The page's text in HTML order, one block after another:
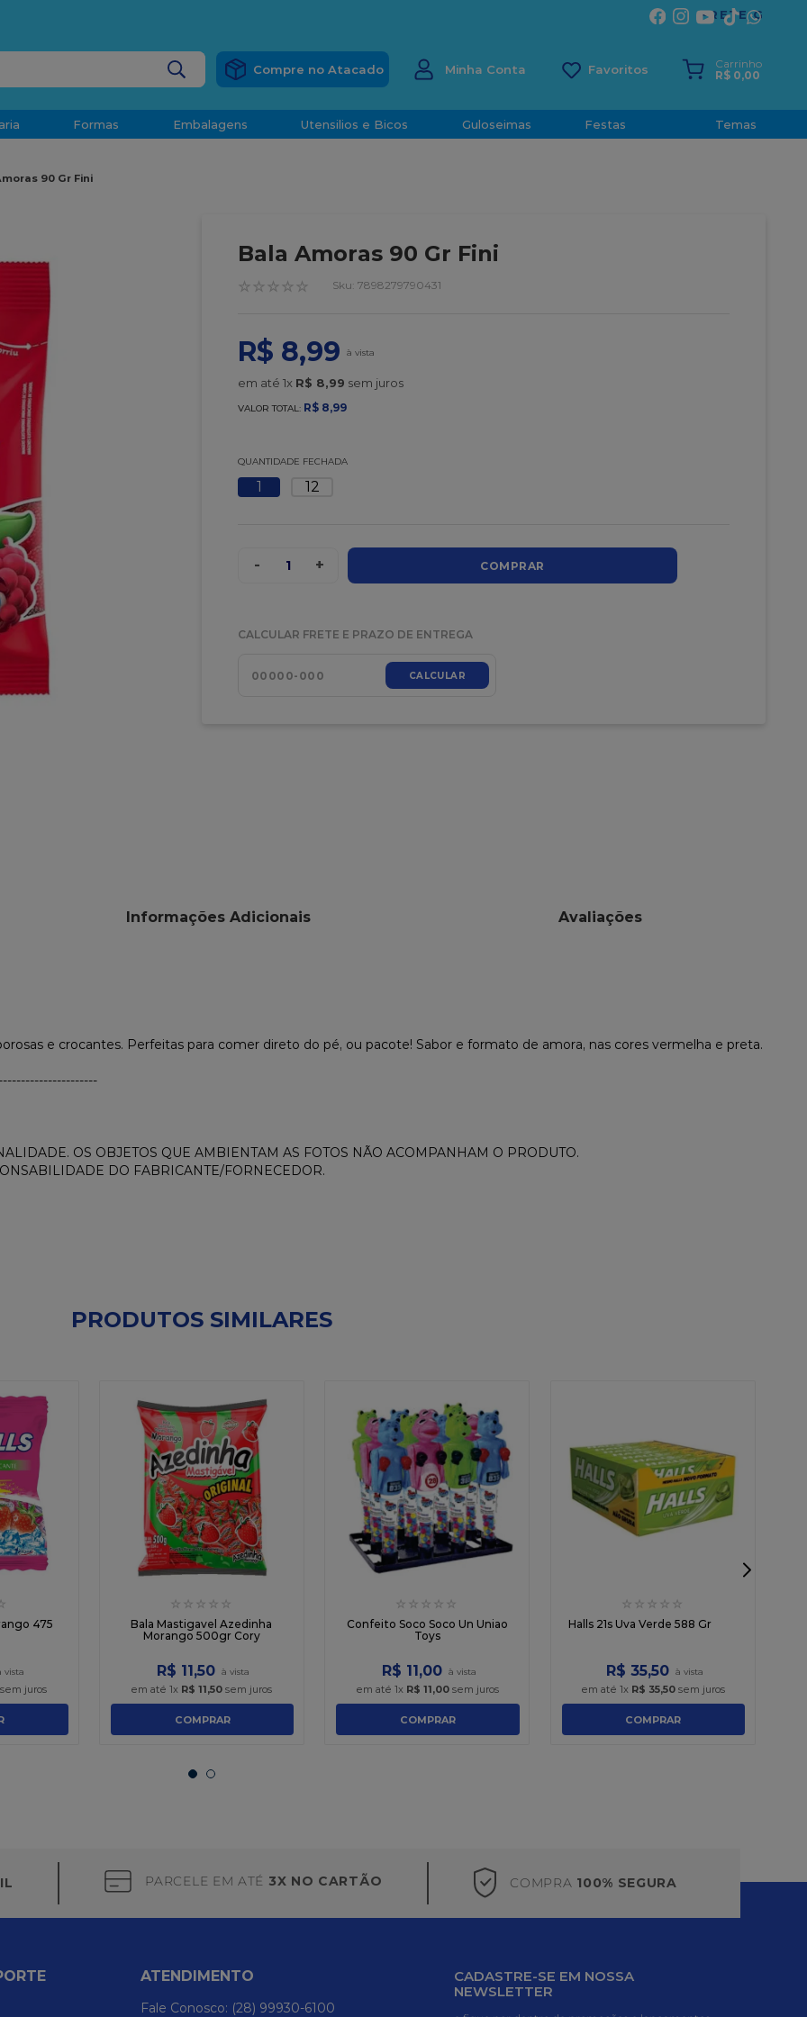
Minha Conta
Carrinho
R$ 0,00
Formas Embalagens Utensilios e Bicos Guloseimas Festas Temas
90 Gr Fini
Bala Amoras 90 Gr Fini
☆ ☆ ☆ ☆ ☆ : 7898279790431
R$ 8,99
em até 1x R$ 8,99 sem juros
VALOR TOTAL: R$ 8,99
QUANTIDADE FECHADA
1 12
- 1 + COMPRAR
CALCULAR FRETE E PRAZO DE ENTREGA
CALCULAR
Informações Adicionais Avaliações
e crocantes. Perfeitas para comer direto do pé, ou pacote! Sabor e formato de amora, nas cores vermelha e preta.
OS OBJETOS QUE AMBIENTAM AS FOTOS NÃO ACOMPANHAM O PRODUTO.
DO FABRICANTE/FORNECEDOR.
PRODUTOS SIMILARES
475
sem juros
☆ ☆ ☆ ☆ ☆
Bala Mastigavel Azedinha
Morango 500gr Cory
R$ 11,50
em até1x R$ 11,50 sem juros
COMPRAR
☆ ☆ ☆ ☆ ☆
Confeito Soco Soco Un Uniao
Toys
R$ 11,00
em até 1x R$ 11,00sem juros
COMPRAR
☆ ☆ ☆ ☆ ☆
Halls 21s Uva Verde 588 Gr
R$ 35,50
em até 1x R$ 35,50sem juros
COMPRAR
PARCELE EM ATÉ 3X NO CARTÃO COMPRA 100% SEGURA
ATENDIMENTO
Fale Conosco: (28) 99930-6100
CADASTRE-SE EM NOSSA
NEWSLETTER